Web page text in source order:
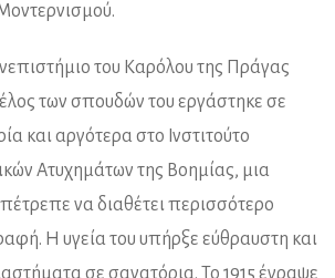
του Καρόλου της Πράγας
των σπουδών του εργάστηκε σε
και αργότερα στο Ινστιτούτο
Ατυχημάτων της Βοημίας, μια
να διαθέτει περισσότερο
Η υγεία του υπήρξε εύθραυστη και
σε σανατόρια. Το 1915 έγραψε